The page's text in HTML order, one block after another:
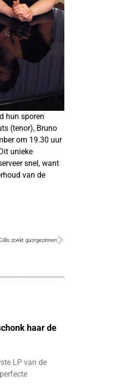
hun sporen
(tenor), Bruno
om 19.30 uur
unieke
snel, want
van de
zoekt gastgezinnen
haar de
LP van de